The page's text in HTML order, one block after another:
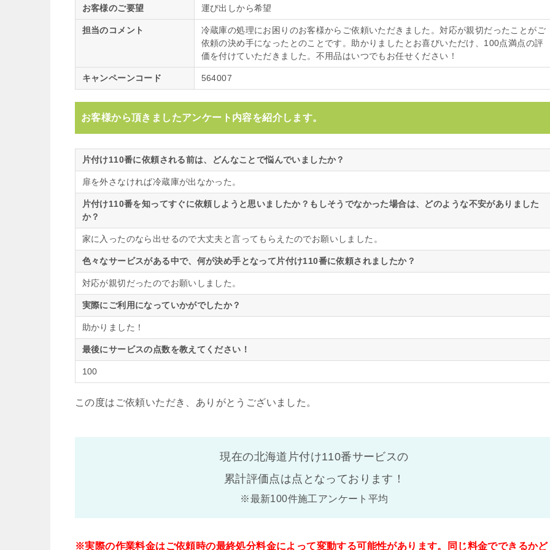
お客様のご要望 運び出しから希望
担当のコメント
冷蔵庫の処理にお困りのお客様からご依頼いただきました。対応が親切だったことがご
依頼の決め手になったとのことです。助かりましたとお喜びいただけ、100点満点の評
価を付けていただきました。不用品はいつでもお任せください！
キャンペーンコード 564007
お客様から頂きましたアンケート内容を紹介します。
片付け110番に依頼される前は、どんなことで悩んでいましたか？
扉を外さなければ冷蔵庫が出なかった。
片付け110番を知ってすぐに依頼しようと思いましたか？もしそうでなかった場合は、どのような不安がありました
か？
家に入ったのなら出せるので大丈夫と言ってもらえたのでお願いしました。
色々なサービスがある中で、何が決め手となって片付け110番に依頼されましたか？
対応が親切だったのでお願いしました。
実際にご利用になっていかがでしたか？
助かりました！
最後にサービスの点数を教えてください！
100
この度はご依頼いただき、ありがとうございました。
現在の北海道片付け110番サービスの
累計評価点は点となっております！
※最新100件施工アンケート平均
※実際の作業料金はご依頼時の最終処分料金によって変動する可能性があります。同じ料金でできるかど